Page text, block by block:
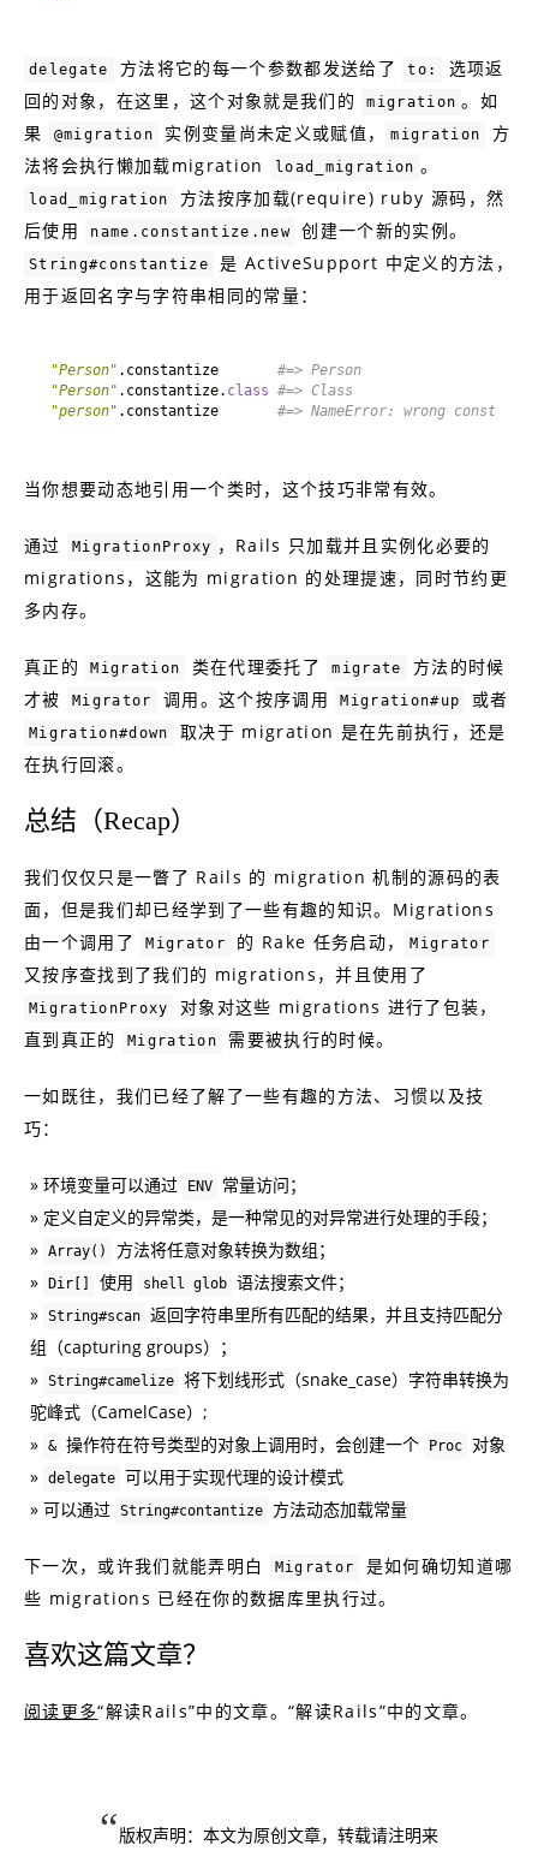
delegate 方法将它的每一个参数都发送给了 to:
选项返
回的对象，在这里，这个对象就是我们的
migration 。如
果
@migration 实例变量尚未定义或赋值， migration
方
法将会执行懒加载migration
load_migration 。
load_migration
方法按序加载(require) ruby 源码，然
后使用
name.constantize.new 创建一个新的实例。
String#constantize
是 ActiveSupport 中定义的方法，
用于返回名字与字符串相同的常量：
"Person" .constantize #=> Person
"Person" .constantize. class #=> Class
"person" .constantize #=> NameError: wrong constant
当你想要动态地引用一个类时，这个技巧非常有效。
通过 MigrationProxy ，Rails 只加载并且实例化必要的
migrations，这能为 migration 的处理提速，同时节约更
多内存。
真正的 Migration 类在代理委托了 migrate
方法的时候
才被
Migrator 调用。这个按序调用 Migration#up 或者
Migration#down
取决于 migration 是在先前执行，还是
在执行回滚。
总结（Recap）
我们仅仅只是一瞥了 Rails 的 migration 机制的源码的表
面，但是我们却已经学到了一些有趣的知识。Migrations
由一个调用了
Migrator 的 Rake 任务启动， Migrator
又按序查找到了我们的 migrations，并且使用了
MigrationProxy
对象对这些 migrations 进行了包装，
直到真正的
Migration 需要被执行的时候。
一如既往，我们已经了解了一些有趣的方法、习惯以及技
巧：
环境变量可以通过 ENV
常量访问；
定义自定义的异常类，是一种常见的对异常进行处理的手段；
Array() 方法将任意对象转换为数组；
Dir[] 使用 shell glob 语法搜索文件；
String#scan 返回字符串里所有匹配的结果，并且支持匹配分
组（capturing groups）；
String#camelize 将下划线形式（snake_case）字符串转换为
驼峰式（CamelCase）;
& 操作符在符号类型的对象上调用时，会创建一个 Proc 对象
delegate 可以用于实现代理的设计模式
可以通过 String#contantize 方法动态加载常量
下一次，或许我们就能弄明白 Migrator
是如何确切知道哪
些 migrations 已经在你的数据库里执行过。
喜欢这篇文章？
阅读更多“解读Rails”中的文章。“解读Rails”中的文章。
版权声明：本文为原创文章，转载请注明来